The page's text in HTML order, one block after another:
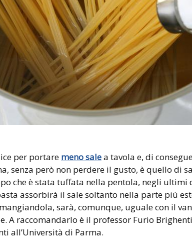
per portare meno salea tavola e, di
senza però non perdere il gusto, è quello di
che è stata tuffata nella pentola, negli ultimi
assorbirà il sale soltanto nella parte più
sarà, comunque, uguale con il
A raccomandarlo è il professor Furio
all’Università di Parma.